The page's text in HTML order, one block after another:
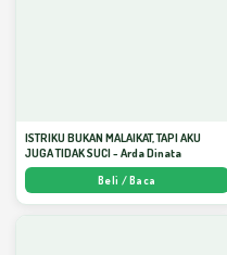
ISTRIKU BUKAN MALAIKAT, TAPI AKU
JUGA TIDAK SUCI - Arda Dinata
Beli / Baca